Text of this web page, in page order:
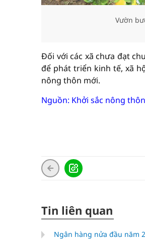
Vườn
Đối với các xã chưa đạt
để phát triển kinh tế, xã
nông thôn mới.
Nguồn: Khởi sắc nông
Tin liên quan
Ngân hàng nửa đầu năm